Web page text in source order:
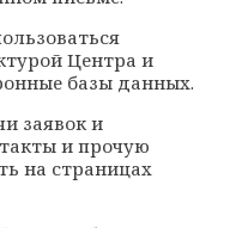
Центра и
базы данных.
заявок и
и прочую
на страницах